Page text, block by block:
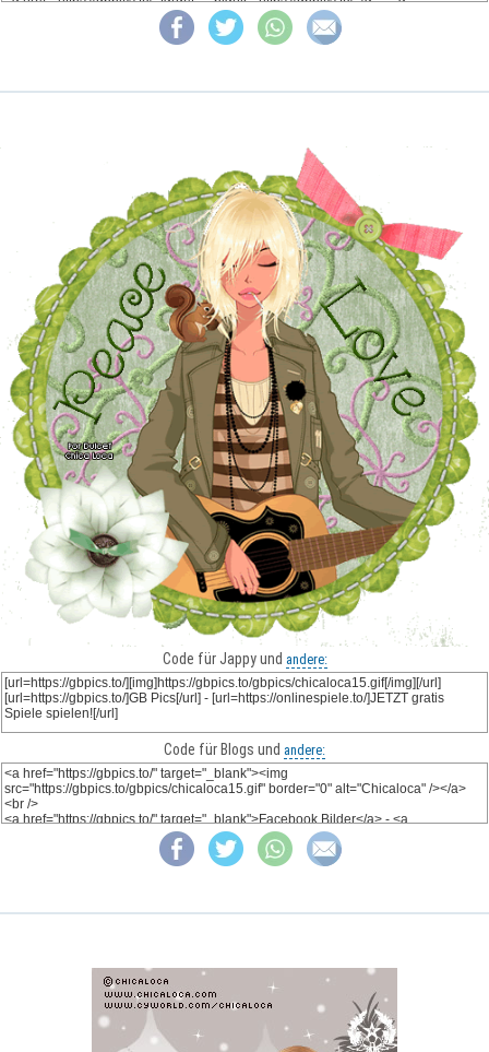
Code für Jappy und andere:
Code für Blogs und andere: